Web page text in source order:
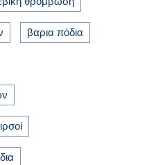
βαρια πόδια